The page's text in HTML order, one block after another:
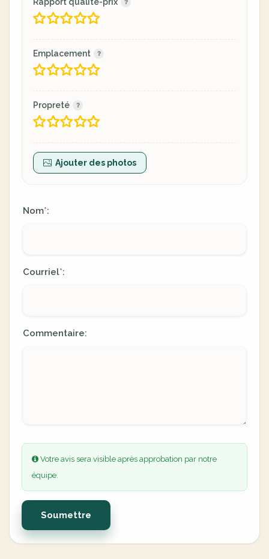
Emplacement
Propreté
Ajouter des photos
Nom*:
Courriel*:
Commentaire:
Votre avis sera visible après approbation par notre
équipe.
Soumettre